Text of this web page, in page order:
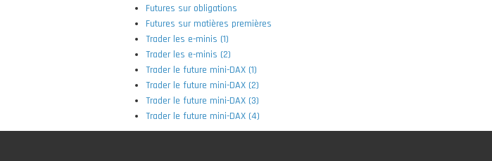
Futures sur obligations
Futures sur matières premières
Trader les e-minis (1)
Trader les e-minis (2)
Trader le future mini-DAX (1)
Trader le future mini-DAX (2)
Trader le future mini-DAX (3)
Trader le future mini-DAX (4)